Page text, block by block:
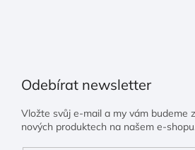
Odebírat newsletter
Vložte svůj e-mail a my vám budeme
nových produktech na našem e-shopu.